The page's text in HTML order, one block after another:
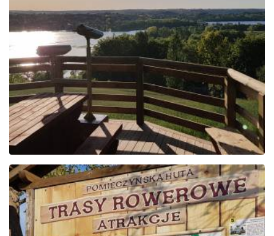
Den Gesichtspunkten
der kaschubischen
Schweiz folgen